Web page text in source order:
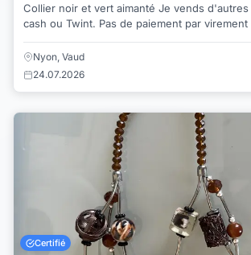
Collier noir et vert aimanté Je vends d'autres bijoux Paiement
cash ou Twint. Pas de paiement par virement
Nyon, Vaud
24.07.2026
Certifié